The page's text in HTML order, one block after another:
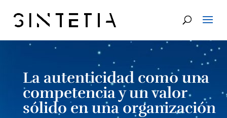
La autenticidad como una
competencia y un valor
sólido en una organización